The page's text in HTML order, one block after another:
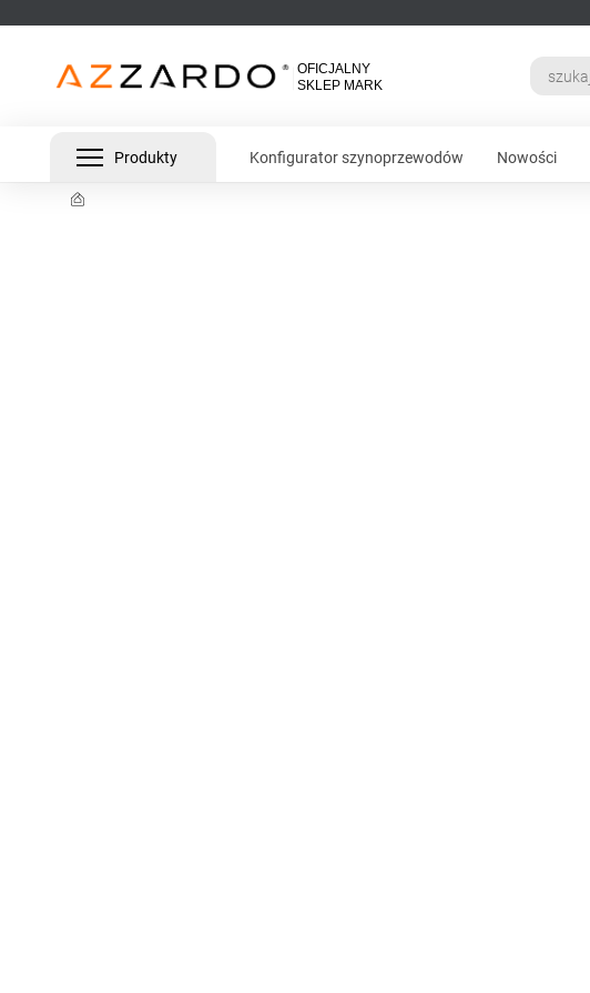
Produkty Konfigurator szynoprzewodów Nowości